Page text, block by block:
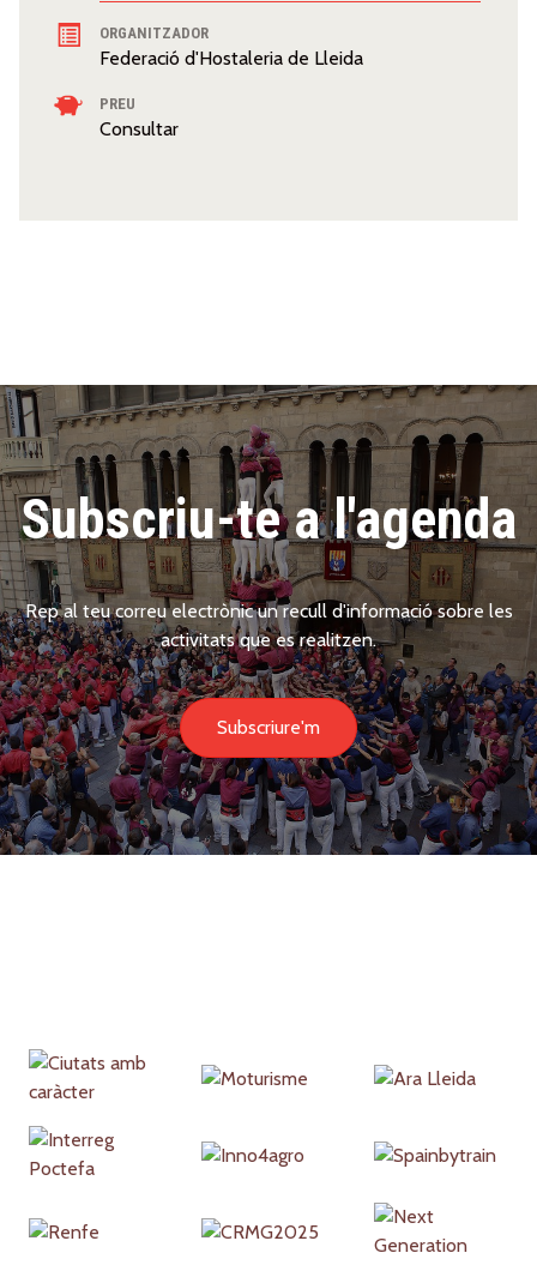
ORGANITZADOR
Federació d'Hostaleria de Lleida
PREU
Consultar
Subscriu-te a l'agenda
Rep al teu correu electrònic un recull d'informació sobre les
activitats que es realitzen.
Subscriure'm
Partners